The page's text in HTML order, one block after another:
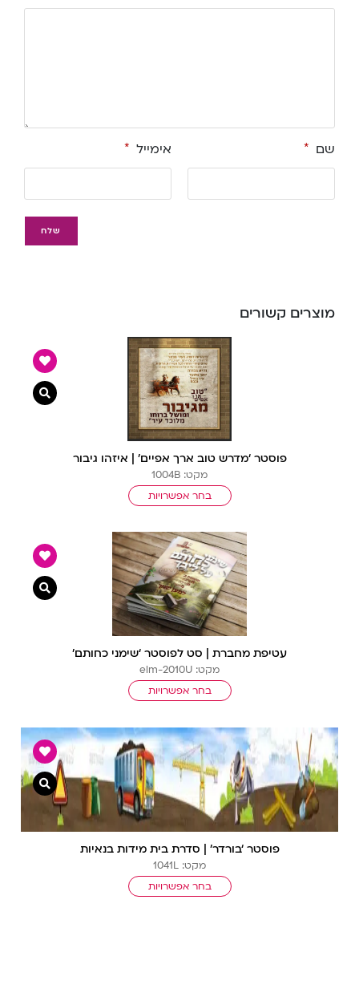
שם * אימייל *
מוצרים קשורים
פוסטר ‘מדרש טוב ארך אפיים’ | איזהו גיבור
מקט: 1004B
בחר אפשרויות
צפייה
עטיפת מחברת | סט לפוסטר ‘שימני כחותם’
מקט: elm-2010U
בחר אפשרויות
צפייה
פוסטר ‘בורדר’ | סדרת בית מידות בנאיות
מקט: 1041L
בחר אפשרויות
צפייה